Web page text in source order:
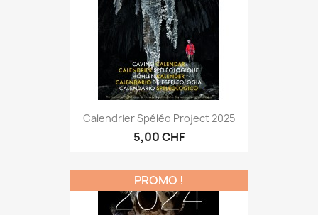
Calendrier Spéléo Project 2025
5,00 CHF
PROMO !